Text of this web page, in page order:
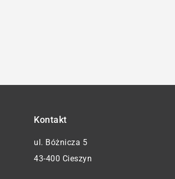
Kontakt
ul. Bóżnicza 5
43-400 Cieszyn